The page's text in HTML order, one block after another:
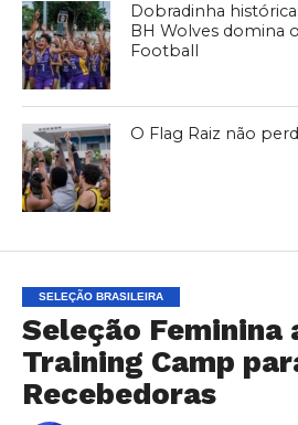
Dobradinha histórica:
BH Wolves domina
Football
O Flag Raiz não
SELEÇÃO BRASILEIRA
Seleção Feminina
Training Camp
Recebedoras